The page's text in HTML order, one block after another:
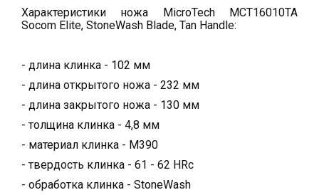
Характеристики ножа MicroTech MCT16010TA
Socom Elite, StoneWash Blade, Tan Handle:
- длина клинка - 102 мм
- длина открытого ножа - 232 мм
- длина закрытого ножа - 130 мм
- толщина клинка - 4,8 мм
- материал клинка - M390
- твердость клинка - 61 - 62 HRc
- обработка клинка - StoneWash